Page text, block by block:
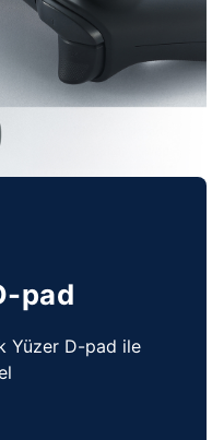
pad
Yüzer D-pad ile